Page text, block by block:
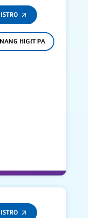
HIGIT PA